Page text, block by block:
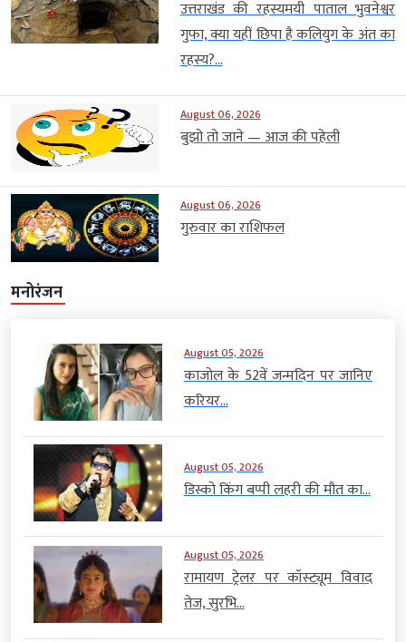
उत्तराखंड की रहस्यमयी पाताल भुवनेश्वर
गुफा, क्या यहीं छिपा है कलियुग के अंत का
रहस्य?...
August 06, 2026
बुझो तो जाने — आज की पहेली
August 06, 2026
गुरुवार का राशिफल
मनोरंजन
August 05, 2026
काजोल के 52वें जन्मदिन पर जानिए
करियर...
August 05, 2026
डिस्को किंग बप्पी लहरी की मौत का...
August 05, 2026
रामायण ट्रेलर पर कॉस्ट्यूम विवाद
तेज, सुरभि...